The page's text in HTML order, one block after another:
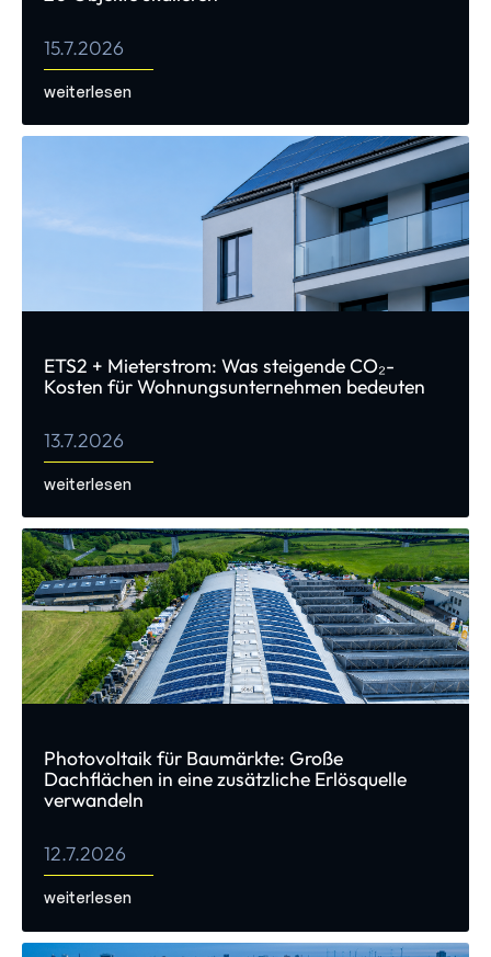
15.7.2026
weiterlesen
ETS2 + Mieterstrom: Was steigende CO₂-
Kosten für Wohnungsunternehmen bedeuten
13.7.2026
weiterlesen
Photovoltaik für Baumärkte: Große
Dachflächen in eine zusätzliche Erlösquelle
verwandeln
12.7.2026
weiterlesen